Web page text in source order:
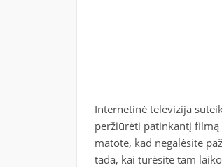
Internetinė televizija
peržiūrėti patinkantį filmą
matote, kad negalėsite
tada, kai turėsite tam